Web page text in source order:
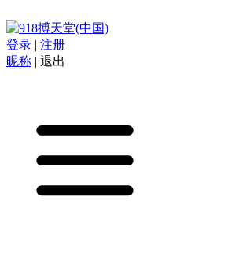
登录 | 注册
昵称 | 退出